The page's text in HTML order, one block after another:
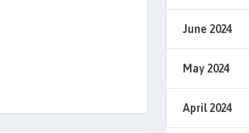
June 2024
May 2024
April 2024